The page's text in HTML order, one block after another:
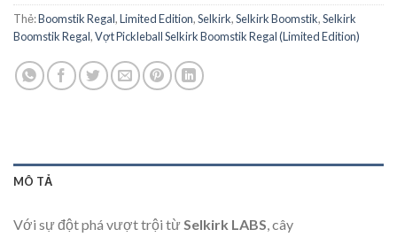
Thẻ:Boomstik Regal,Limited Edition,Selkirk,Selkirk Boomstik,Selkirk
Boomstik Regal,Vợt Pickleball Selkirk Boomstik Regal (Limited Edition)
MÔ TẢ
Với sự đột phá vượt trội từSelkirk LABS, cây